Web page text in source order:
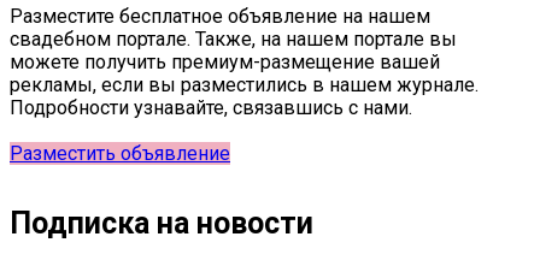
Разместите бесплатное объявление на нашем
свадебном портале. Также, на нашем портале вы
можете получить премиум-размещение вашей
рекламы, если вы разместились в нашем журнале.
Подробности узнавайте, связавшись с нами.
Разместить объявление
Подписка на новости